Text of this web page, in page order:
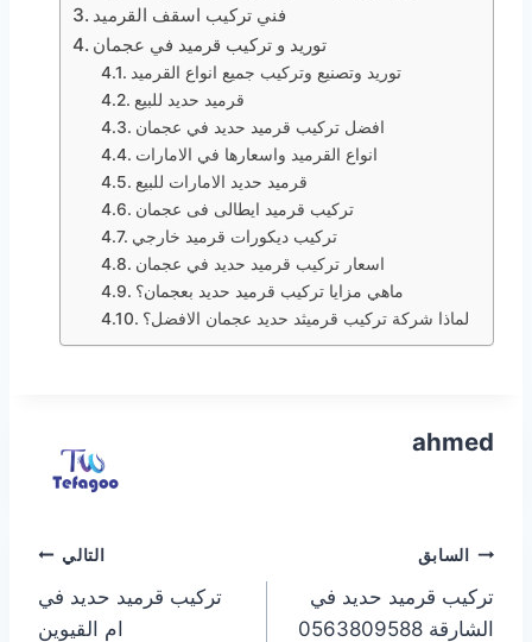
فني تركيب اسقف القرميد
توريد و تركيب قرميد في عجمان
توريد وتصنيع وتركيب جميع انواع القرميد
قرميد حديد للبيع
افضل تركيب قرميد حديد في عجمان
انواع القرميد واسعارها في الامارات
قرميد حديد الامارات للبيع
تركيب قرميد ايطالى فى عجمان
تركيب ديكورات قرميد خارجي
اسعار تركيب قرميد حديد في عجمان
ماهي مزايا تركيب قرميد حديد بعجمان؟
لماذا شركة تركيب قرميثد حديد عجمان الافضل؟
ahmed
تصفّح
المقالات
السابق
تركيب قرميد حديد في
الشارقة 0563809588
التالي
تركيب قرميد حديد في
ام القيوين